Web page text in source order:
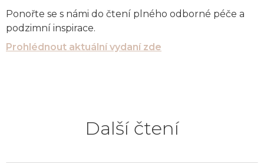
Ponořte se s námi do čtení plného odborné péče a
podzimní inspirace.
Prohlédnout aktuální vydaní zde
Další čtení